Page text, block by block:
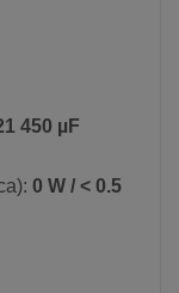
450 µF
0 W / < 0.5